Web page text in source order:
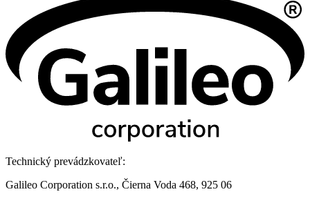
Technický prevádzkovateľ:
Galileo Corporation s.r.o., Čierna Voda 468, 925 06